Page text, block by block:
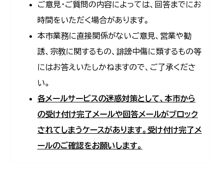
ご意見・ご質問の内容によっては、回答までにお
時間をいただく場合があります。
本市業務に直接関係がないご意見、営業や勧
誘、宗教に関するもの、誹謗中傷に類するもの等
にはお答えいたしかねますので、ご了承くださ
い。
各メールサービスの迷惑対策として、本市から
の受け付け完了メールや回答メールがブロック
されてしまうケースがあります。受け付け完了メ
ールのご確認をお願いします。